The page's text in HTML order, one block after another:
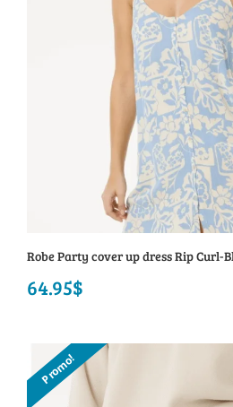
Robe Party cover up dress Rip Curl-
64.95$
Promo!